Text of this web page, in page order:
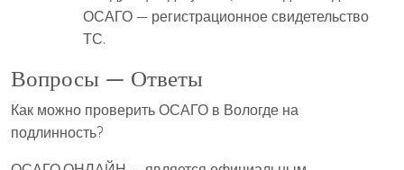
ОСАГО — регистрационное свидетельство
ТС.
Вопросы — Ответы
Как можно проверить ОСАГО в Вологде на
подлинность?